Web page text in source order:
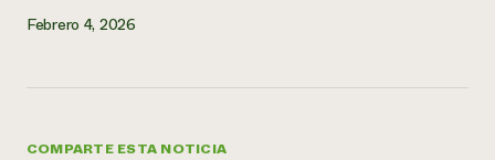
Febrero 4, 2026
COMPARTE ESTA NOTICIA